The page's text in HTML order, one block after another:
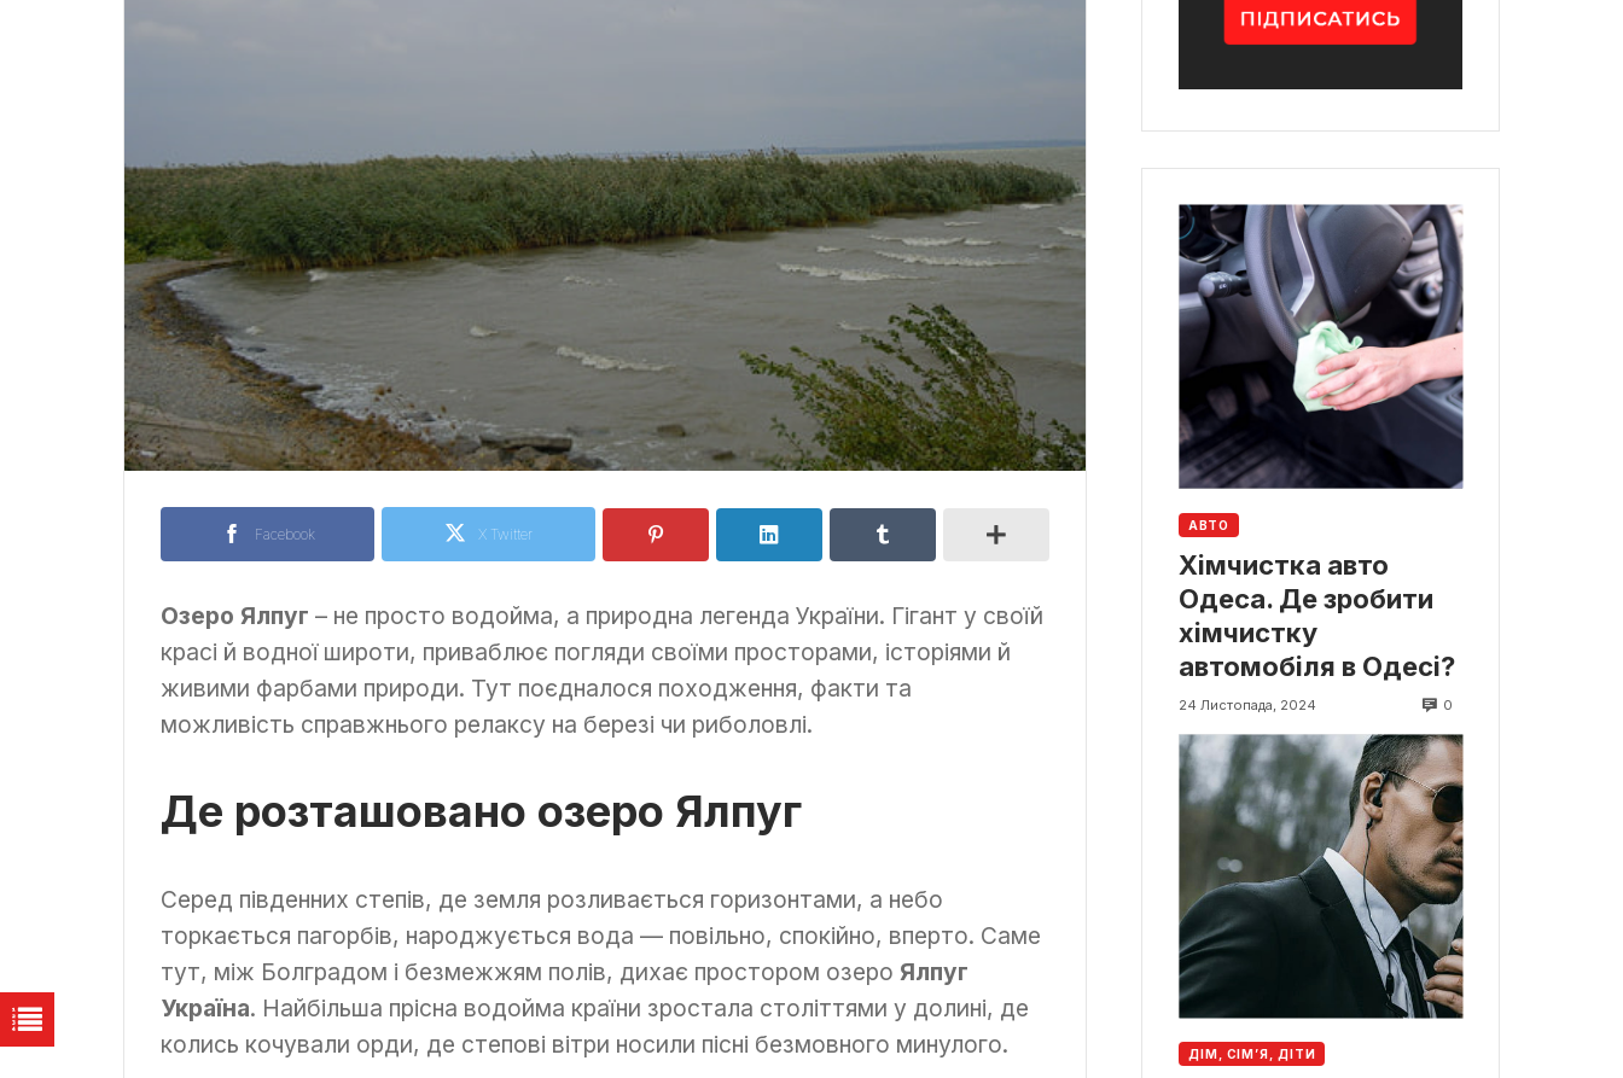
Facebook X Twitter
Озеро Ялпуг – не просто водойма, а природна легенда України. Гігант у своїй
красі й водної широти, приваблює погляди своїми просторами, історіями й
живими фарбами природи. Тут поєдналося походження, факти та
можливість справжнього релаксу на березі чи риболовлі.
Де розташовано озеро Ялпуг
Серед південних степів, де земля розливається горизонтами, а небо
торкається пагорбів, народжується вода — повільно, спокійно, вперто. Саме
тут, між Болградом і безмежжям полів, дихає простором озеро Ялпуг
Україна. Найбільша прісна водойма країни зростала століттями у долині, де
колись кочували орди, де степові вітри носили пісні безмовного минулого.
АВТО
Хімчистка авто
Одеса. Де зробити
хімчистку
автомобіля в Одесі?
24 Листопада, 2024 0
ДІМ, СІМ’Я, ДІТИ